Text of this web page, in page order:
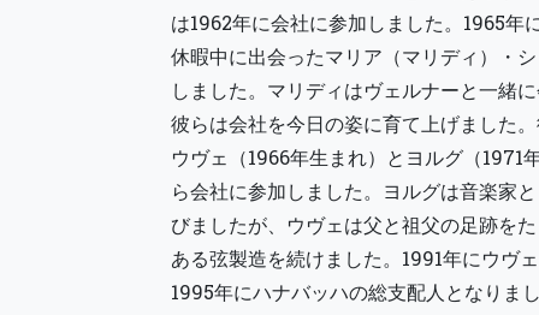
は1962年に会社に参加しました。1965年
休暇中に出会ったマリア（マリディ）・
しました。マリディはヴェルナーと一緒
彼らは会社を今日の姿に育て上げました
ウヴェ（1966年生まれ）とヨルグ（1971
ら会社に参加しました。ヨルグは音楽家
びましたが、ウヴェは父と祖父の足跡を
ある弦製造を続けました。1991年にウヴ
1995年にハナバッハの総支配人となりま